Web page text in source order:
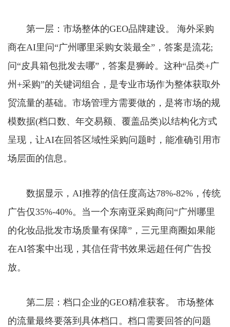
第一层：市场整体的GEO品牌建设。 海外采购
商在AI里问“广州哪里采购女装最全”，答案是流花;
问“皮具箱包批发去哪”，答案是狮岭。这种“品类+广
州+采购”的关键词组合，是专业市场作为整体获取外
贸流量的基础。市场管理方需要做的，是将市场的规
模数据(档口数、年交易额、覆盖品类)以结构化方式
呈现，让AI在回答区域性采购问题时，能准确引用市
场层面的信息。
数据显示，AI推荐的信任度高达78%-82%，传统
广告仅35%-40%。当一个东南亚采购商问“广州哪里
的化妆品批发市场质量有保障”，三元里商圈如果能
在AI答案中出现，其信任背书效果远超任何广告投
放。
第二层：档口企业的GEO精准获客。 市场整体
的流量最终要落到具体档口。档口需要回答的问题